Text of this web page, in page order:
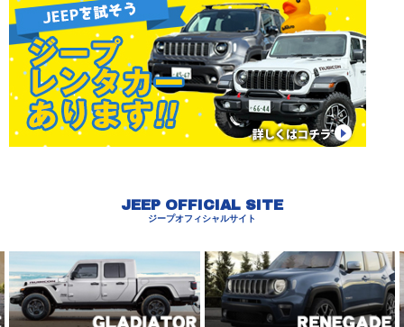
JEEP OFFICIAL SITE
ジープオフィシャルサイト